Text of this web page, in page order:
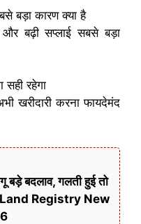
बड़ा कारण क्या है
बढ़ी सप्लाई सबसे बड़ा
रहेगा
खरीदारी करना फायदेमंद
बड़े बदलाव, गलती हुई तो
Land Registry New